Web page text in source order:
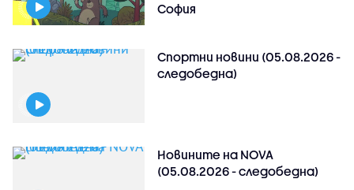
София
Спортни новини (05.08.2026 -
следобедна)
Новините на NOVA
(05.08.2026 - следобедна)